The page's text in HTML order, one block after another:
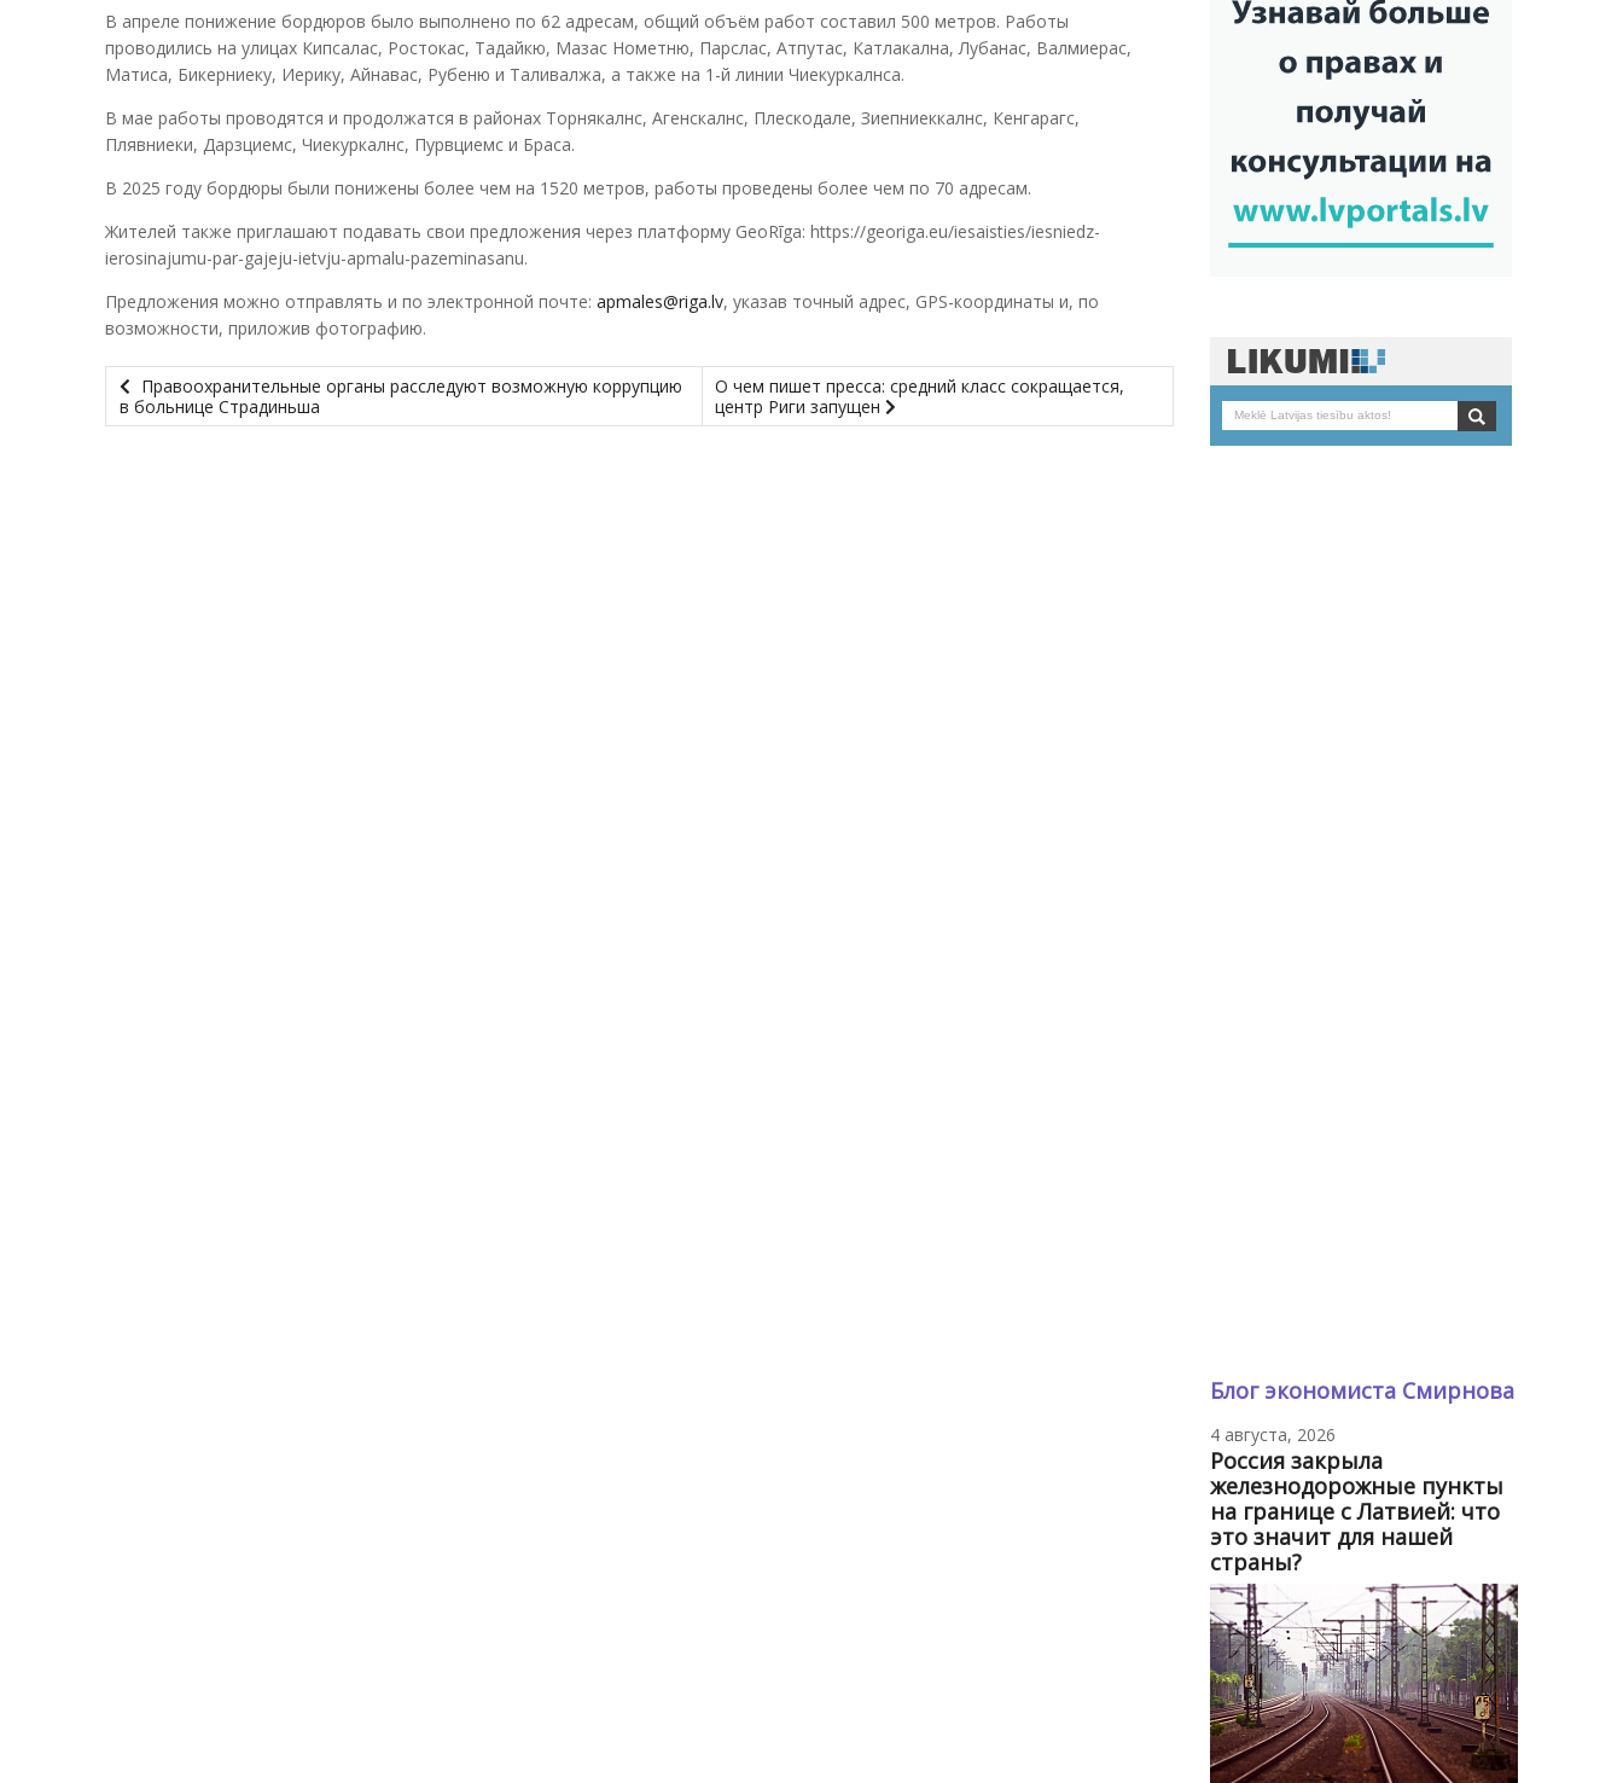
В апреле понижение бордюров было выполнено по 62 адресам, общий объём работ составил 500 метров. Работы
проводились на улицах Кипсалас, Ростокас, Тадайкю, Мазас Нометню, Парслас, Атпутас, Катлакална, Лубанас, Валмиерас,
Матиса, Бикерниеку, Иерику, Айнавас, Рубеню и Таливалжа, а также на 1-й линии Чиекуркалнса.
В мае работы проводятся и продолжатся в районах Торнякалнс, Агенскалнс, Плескодале, Зиепниеккалнс, Кенгарагс,
Плявниеки, Дарзциемс, Чиекуркалнс, Пурвциемс и Браса.
В 2025 году бордюры были понижены более чем на 1520 метров, работы проведены более чем по 70 адресам.
Жителей также приглашают подавать свои предложения через платформу GeoRīga: https://georiga.eu/iesaisties/iesniedz-
ierosinajumu-par-gajeju-ietvju-apmalu-pazeminasanu.
Предложения можно отправлять и по электронной почте: apmales@riga.lv, указав точный адрес, GPS-координаты и, по
возможности, приложив фотографию.
Правоохранительные органы расследуют возможную коррупцию
в больнице Страдиньша
О чем пишет пресса: средний класс сокращается,
центр Риги запущен
Блог экономиста Смирнова
4 августа, 2026
Россия закрыла
железнодорожные пункты
на границе с Латвией: что
это значит для нашей
страны?